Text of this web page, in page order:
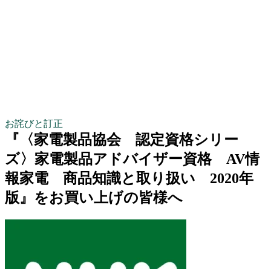
お詫びと訂正
『〈家電製品協会 認定資格シリー
ズ〉家電製品アドバイザー資格 AV情
報家電 商品知識と取り扱い 2020年
版』をお買い上げの皆様へ